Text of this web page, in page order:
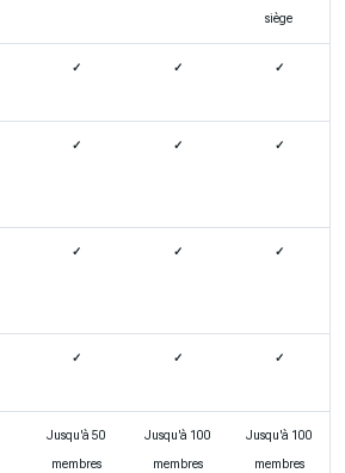
siège
✓ ✓ ✓
✓ ✓ ✓
✓ ✓ ✓
✓ ✓ ✓
Jusqu'à 50
membres
Jusqu'à 100
membres
Jusqu'à 100
membres